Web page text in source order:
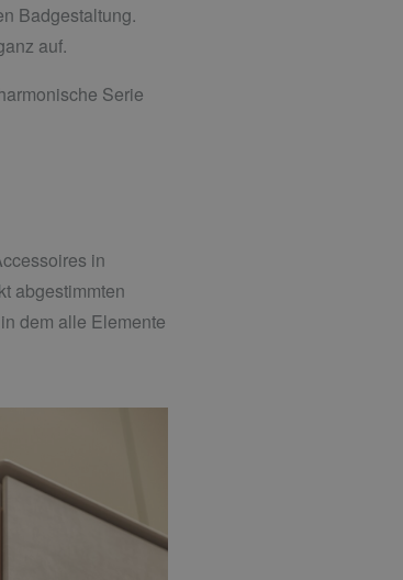
Badgestaltung.
auf.
Serie
in
abgestimmten
dem alle Elemente